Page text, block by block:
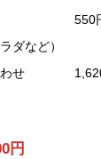
550円
ダなど）
合わせ 1,620
円